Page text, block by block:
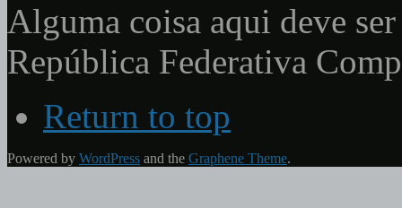
Alguma coisa aqui deve
República Federativa
Return to top
Powered by WordPress and the Graphene Theme.